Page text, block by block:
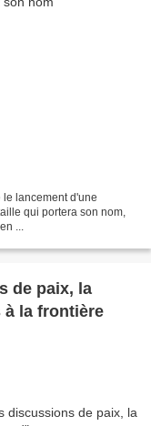
lancement d'une
qui portera son nom,
...
de paix, la
la frontière